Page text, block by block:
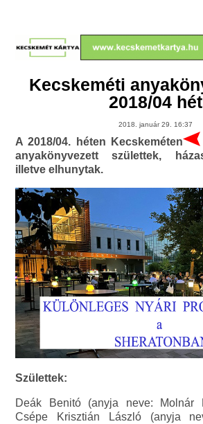
Kecskeméti
2018/04 hét
2018. január 29. 16:37
A 2018/04. héten Kecskeméten
anyakönyvezett születtek,
illetve elhunytak.
Születtek:
Deák Benitó (anyja neve: Molnár
Csépe Krisztián László (anyja